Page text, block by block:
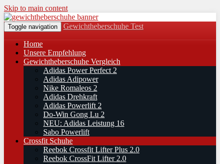
Skip to main content
Toggle navigation Gewichtheberschuhe Test
Home
Unsere Empfehlung
Gewichtheberschuhe Vergleich
Adidas Power Perfect 2
Adidas Adipower
Nike Romaleos 2
Adidas Drehkraft
Adidas Powerlift 2
Do-Win Gong Lu 2
NEU: Adidas Leistung 16
Sabo Powerlift
Crossfit Schuhe
Reebok Crossfit Lifter Plus 2.0
Reebok CrossFit Lifter 2.0